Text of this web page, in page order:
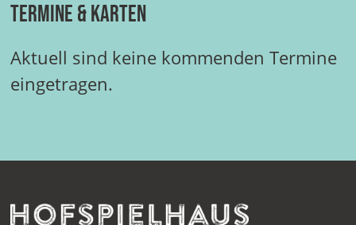
Termine & Karten
Aktuell sind keine kommenden Termine
eingetragen.